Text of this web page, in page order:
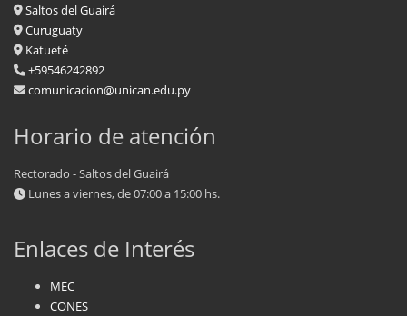
Saltos del Guairá
Curuguaty
Katueté
+59546242892
comunicacion@unican.edu.py
Horario de atención
Rectorado - Saltos del Guairá
Lunes a viernes, de 07:00 a 15:00 hs.
Enlaces de Interés
MEC
CONES